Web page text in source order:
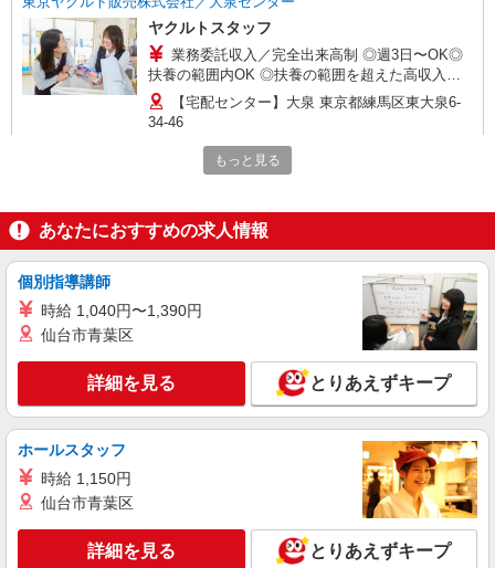
ヤクルトスタッフ
業務委託収入／完全出来高制 ◎週3日〜OK◎
扶養の範囲内OK ◎扶養の範囲を超えた高収入も
応相談 ※収入補償制度/月10万円（最長12か月
間） ◆月収例:週5日9時-13時の場合 月10万円〜
りなし！ ※研修制度あり 収入保障期間：12か月
【宅配センター】大泉 東京都練馬区東大泉6-
34-46
業務委託
東京ヤクルト販売株式会社／光が丘センター
業務委託収入／完全出来高制 ◎週3日〜OK◎
扶養の範囲内OK ◎扶養の範囲を超えた高収入も
応相談 ※収入補償制度/月10万円（最長12か月
週5日9時-15時の場合 月15万円〜 ◆ノルマ・買取
りなし！ ※研修制度あり 収入保障期間：12か月
【宅配センター】光が丘 東京都練馬区田柄4-
45-22
キープ 詳細を見る
東京ヤクルト販売株式会社／光が丘センター
業務委託収入／完全出来高制 ◎週3日〜OK◎
扶養の範囲内OK ◎扶養の範囲を超えた高収入も
もっと見る
あなたにおすすめの求人情報
個別指導講師
時給 1,040円〜1,390円
仙台市青葉区
詳細を見る とりあえずキープ
ホールスタッフ
時給 1,150円
仙台市青葉区
詳細を見る とりあえずキープ